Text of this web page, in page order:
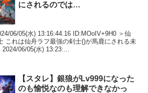
にされるのでは…
06/05(水) 13:16:44.16 ID:MOoIV+9H0 ＞仙
これは仙舟ラフ最強の剣士()が馬鹿にされる未
06/05(水) 13:23:...
【スタレ】銀狼がLv999になった
のも愉悦なのも理解できなかっ